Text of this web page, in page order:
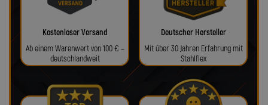
Kostenloser Versand
Ab einem Warenwert von 100 € –
deutschlandweit
Deutscher Hersteller
Mit über 30 Jahren Erfahrung mit
Stahlflex